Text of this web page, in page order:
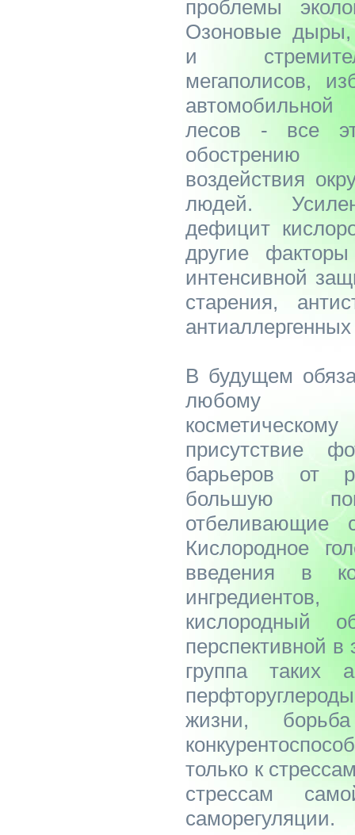
проблемы
Озоновые дыры,
и
мегаполисов,
лесов - все
обострению
воздействия
людей.
дефицит
другие
интенсивной
старения,
В будущем
любому
присутствие
барьеров от
большую
отбеливающие
Кислородное
введения в
кислородный
перспективной в
группа таких
жизни,
только к
стрессам